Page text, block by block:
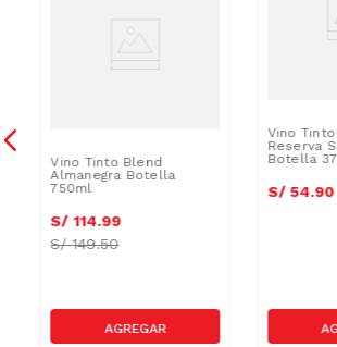
Vino Tinto Blend
Almanegra Botella
750ml
S/ 114.99
S/149.50
Vino
Reserva
Botella
S/ 54.90